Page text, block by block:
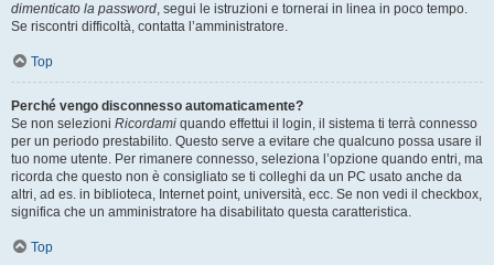
dimenticato la password, segui le istruzioni e tornerai in linea in poco tempo.
Se riscontri difficoltà, contatta l’amministratore.
Top
Perché vengo disconnesso automaticamente?
Se non selezioni Ricordami quando effettui il login, il sistema ti terrà connesso
per un periodo prestabilito. Questo serve a evitare che qualcuno possa usare il
tuo nome utente. Per rimanere connesso, seleziona l’opzione quando entri, ma
ricorda che questo non è consigliato se ti colleghi da un PC usato anche da
altri, ad es. in biblioteca, Internet point, università, ecc. Se non vedi il checkbox,
significa che un amministratore ha disabilitato questa caratteristica.
Top